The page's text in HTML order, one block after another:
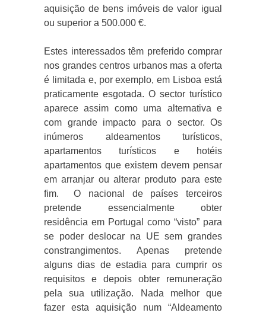
aquisição de bens imóveis de valor igual
ou superior a 500.000 €.
Estes interessados têm preferido comprar
nos grandes centros urbanos mas a oferta
é limitada e, por exemplo, em Lisboa está
praticamente esgotada. O sector turístico
aparece assim como uma alternativa e
com grande impacto para o sector. Os
inúmeros aldeamentos turísticos,
apartamentos turísticos e hotéis
apartamentos que existem devem pensar
em arranjar ou alterar produto para este
fim.
O nacional de países terceiros
pretende essencialmente obter
residência em Portugal como “visto” para
se poder deslocar na UE sem grandes
constrangimentos. Apenas pretende
alguns dias de estadia para cumprir os
requisitos e depois obter remuneração
pela sua utilização. Nada melhor que
fazer esta aquisição num “Aldeamento